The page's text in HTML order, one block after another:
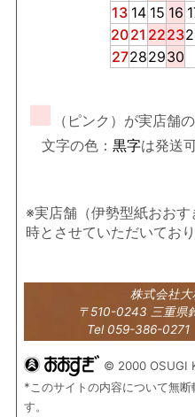
13 14 15 16
2021 2223
27282930
■
（ピンク）が実店舗
文字の色： 黒字は発送
※実店舗（伊勢型紙おお
時とさせていただいており
株式会社
〒510-0243 三重県
Tel 059-386-
© 2000 OSUGI
*このサイトの内容について無
す。